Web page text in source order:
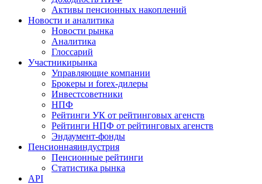
Активы пенсионных накоплений
Новости и аналитика
Новости рынка
Аналитика
Глоссарий
Участникирынка
Управляющие компании
Брокеры и forex-дилеры
Инвестсоветники
НПФ
Рейтинги УК от рейтинговых агенств
Рейтинги НПФ от рейтинговых агенств
Эндаумент-фонды
Пенсионнаяиндустрия
Пенсионные рейтинги
Статистика рынка
API